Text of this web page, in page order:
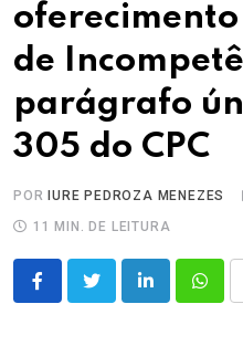
oferecimento
de
parágrafo
305 do CPC
POR IURE PEDROZA MENEZES
11 MIN. DE LEITURA
LinkedIn